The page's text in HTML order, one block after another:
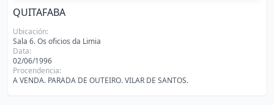
QUITAFABA
Ubicación:
Sala 6. Os oficios da Limia
Data:
02/06/1996
Procendencia:
A VENDA. PARADA DE OUTEIRO. VILAR DE SANTOS.